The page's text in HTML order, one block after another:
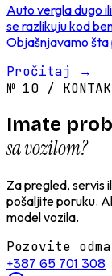
Auto vergla dugo
se razlikuju kod
Objašnjavamo
Pročitaj →
№ 10 /
Imate
sa vozilom?
Za pregled, servis
pošaljite poruku.
model vozila.
Pozovite
+387 65 701 308